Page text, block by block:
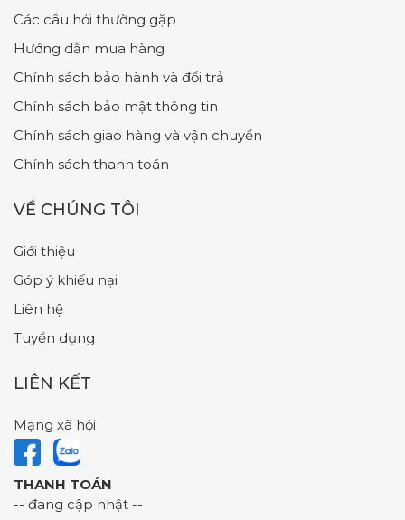
Các câu hỏi thường gặp
Hướng dẫn mua hàng
Chính sách bảo hành và đổi trả
Chính sách bảo mật thông tin
Chính sách giao hàng và vận chuyển
Chính sách thanh toán
VỀ CHÚNG TÔI
Giới thiệu
Góp ý khiếu nại
Liên hệ
Tuyển dụng
LIÊN KẾT
Mạng xã hội
THANH TOÁN
-- đang cập nhật --